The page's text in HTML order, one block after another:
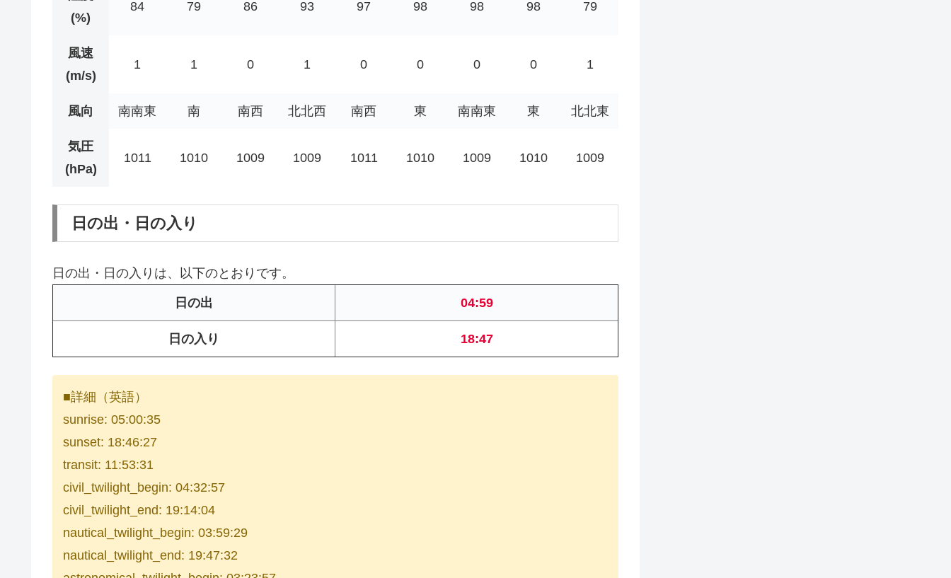
(%)
84 79 86 93 97 98 98 98 79
風速
(m/s)
1 1 0 1 0 0 0 0 1
風向 南南東 南 南西 北北西 南西 東 南南東 東 北北東
気圧
(hPa)
1011 1010 1009 1009 1011 1010 1009 1010 1009
日の出・日の入り
日の出・日の入りは、以下のとおりです。
日の出 04:59
日の入り 18:47
■詳細（英語）
sunrise: 05:00:35
sunset: 18:46:27
transit: 11:53:31
civil_twilight_begin: 04:32:57
civil_twilight_end: 19:14:04
nautical_twilight_begin: 03:59:29
nautical_twilight_end: 19:47:32